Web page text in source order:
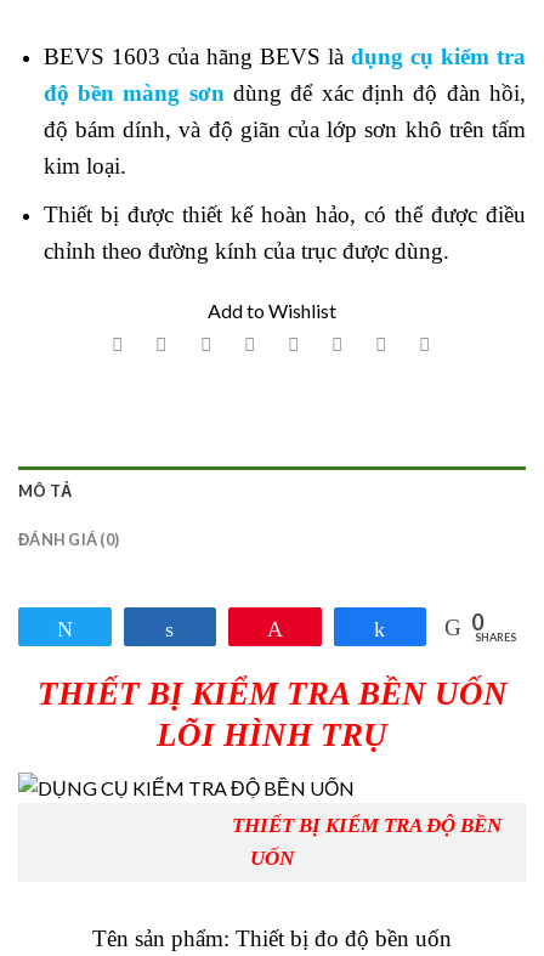
BEVS 1603 của hãng BEVS là dụng cụ kiểm tra
độ bền màng sơndùng để xác định độ đàn hồi,
độ bám dính, và độ giãn của lớp sơn khô trên tấm
kim loại.
Thiết bị được thiết kế hoàn hảo, có thể được điều
chỉnh theo đường kính của trục được dùng.
Add to Wishlist
MÔ TẢ
ĐÁNH GIÁ (0)
Share 0
SHARES
THIẾT BỊ KIỂM TRA BỀN UỐN
LÕI HÌNH TRỤ
THIẾT BỊ KIỂM TRA ĐỘ BỀN
UỐN
Tên sản phẩm: Thiết bị đo độ bền uốn